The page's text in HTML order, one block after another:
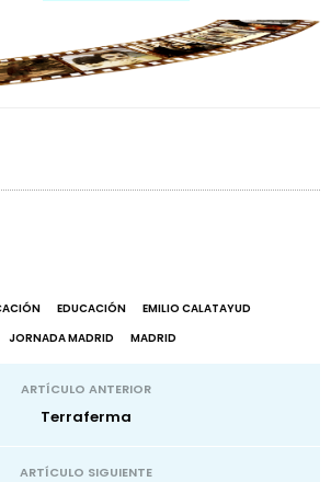
EDUCACIÓN
EMILIO CALATAYUD
JORNADA MADRID MADRID
ARTÍCULO ANTERIOR
Terraferma
ARTÍCULO SIGUIENTE